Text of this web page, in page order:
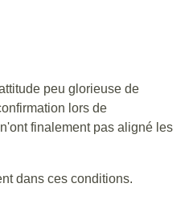
peu glorieuse de
lors de
finalement pas aligné les
dans ces conditions.